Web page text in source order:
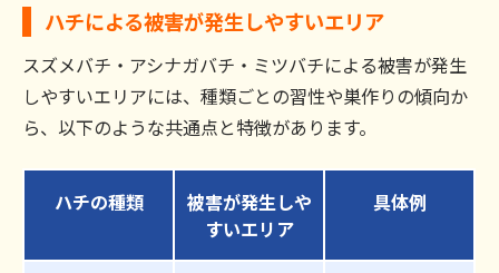
ハチによる被害が発生しやすいエリア
スズメバチ・アシナガバチ・ミツバチによる被害が発生
しやすいエリアには、種類ごとの習性や巣作りの傾向か
ら、以下のような共通点と特徴があります。
ハチの種類
被害が発生しや
すいエリア
具体例